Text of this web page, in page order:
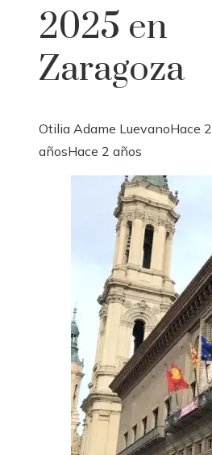
2025 en
Zaragoza
Otilia Adame LuevanoHace 2
añosHace 2 años